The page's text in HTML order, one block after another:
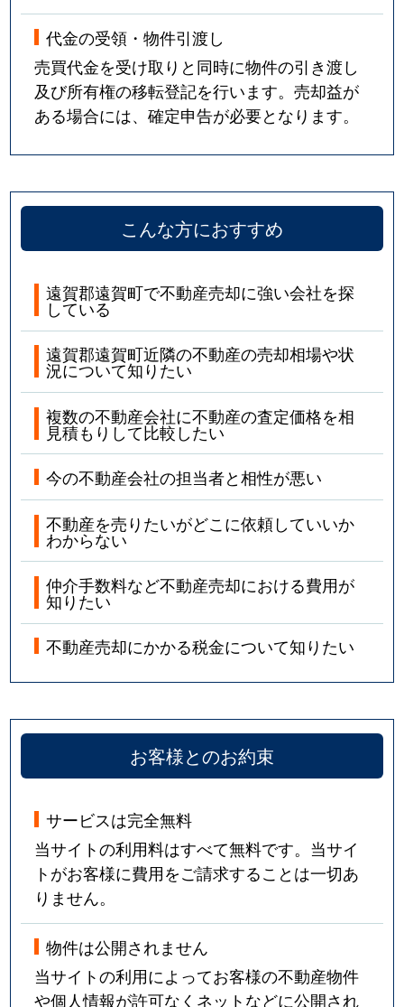
代金の受領・物件引渡し
売買代金を受け取りと同時に物件の引き渡し
及び所有権の移転登記を行います。売却益が
ある場合には、確定申告が必要となります。
こんな方におすすめ
遠賀郡遠賀町で不動産売却に強い会社を探
している
遠賀郡遠賀町近隣の不動産の売却相場や状
況について知りたい
複数の不動産会社に不動産の査定価格を相
見積もりして比較したい
今の不動産会社の担当者と相性が悪い
不動産を売りたいがどこに依頼していいか
わからない
仲介手数料など不動産売却における費用が
知りたい
不動産売却にかかる税金について知りたい
お客様とのお約束
サービスは完全無料
当サイトの利用料はすべて無料です。当サイ
トがお客様に費用をご請求することは一切あ
りません。
物件は公開されません
当サイトの利用によってお客様の不動産物件
や個人情報が許可なくネットなどに公開され